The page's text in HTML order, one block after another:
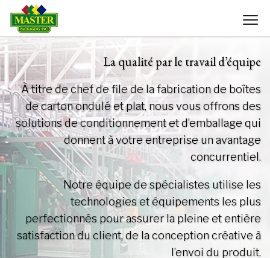
La qualité par le travail d’équipe
À titre de chef de file de la fabrication de boîtes
de carton ondulé et plat, nous vous offrons des
solutions de conditionnement et d’emballage qui
donnent à votre entreprise un avantage
concurrentiel.
Notre équipe de spécialistes utilise les
technologies et équipements les plus
perfectionnés pour assurer la pleine et entière
satisfaction du client, de la conception créative à
l’envoi du produit.